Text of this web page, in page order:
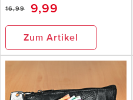
16,99 9,99
Zum Artikel